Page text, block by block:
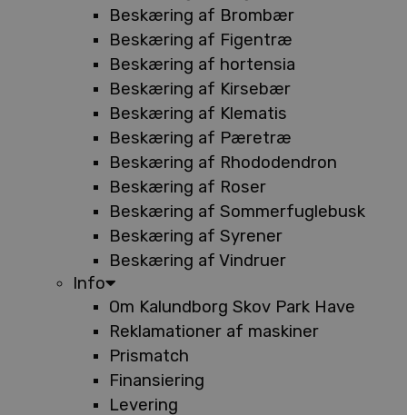
Beskæring af Brombær
Beskæring af Figentræ
Beskæring af hortensia
Beskæring af Kirsebær
Beskæring af Klematis
Beskæring af Pæretræ
Beskæring af Rhododendron
Beskæring af Roser
Beskæring af Sommerfuglebusk
Beskæring af Syrener
Beskæring af Vindruer
Info
Om Kalundborg Skov Park Have
Reklamationer af maskiner
Prismatch
Finansiering
Levering